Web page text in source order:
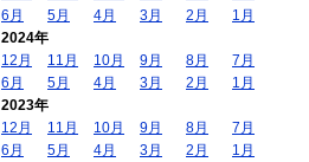
6月
5月 4月 3月 2月
1月
2024年
12月
11月 10月 9月 8月
7月
6月
5月 4月 3月 2月
1月
2023年
12月
11月 10月 9月 8月
7月
6月
5月 4月 3月 2月
1月